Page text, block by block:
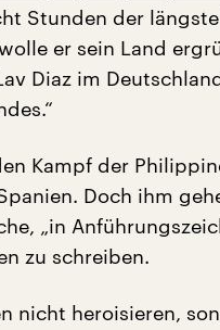
Stunden der
er sein Land
Diaz im
Kampf der
Doch ihm
„in
zu schreiben.
nicht heroisieren,